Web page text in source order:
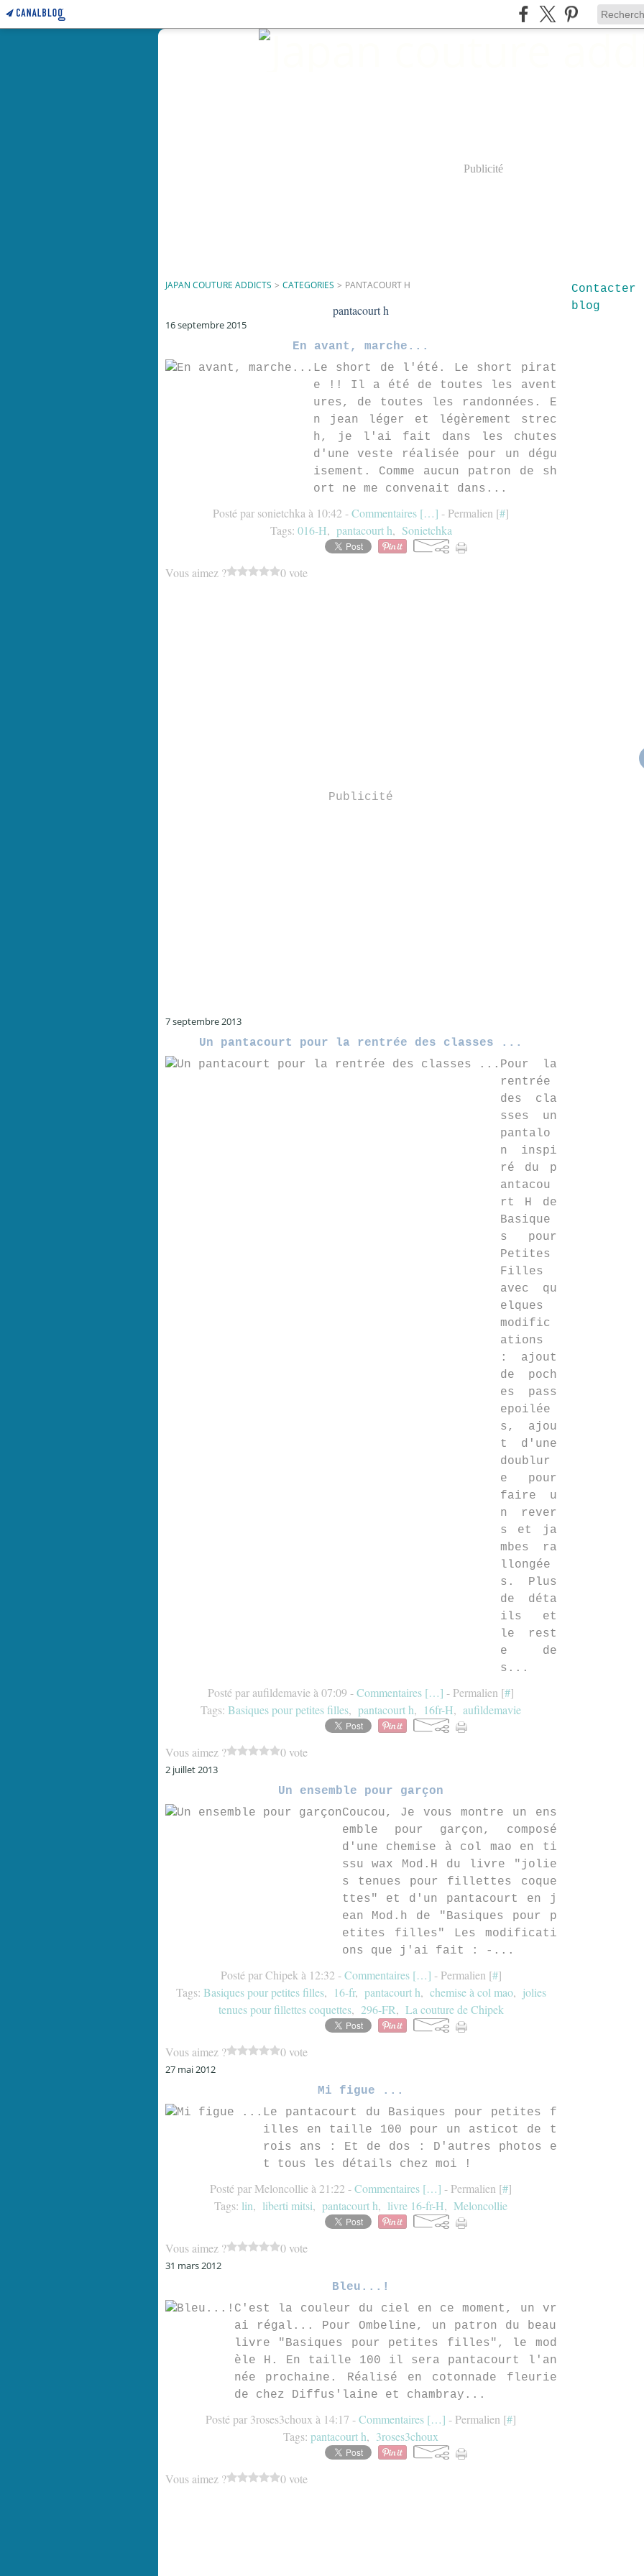
Publicité
JAPAN COUTURE ADDICTS > CATEGORIES > PANTACOURT H
pantacourt h
16 septembre 2015
En avant, marche...
Le short de l'été. Le short pirat
e !! Il a été de toutes les avent
ures, de toutes les randonnées. E
n jean léger et légèrement strec
h, je l'ai fait dans les chutes
d'une veste réalisée pour un dégu
isement. Comme aucun patron de sh
ort ne me convenait dans...
Posté par sonietchka à 10:42 -Commentaires […] - Permalien [#]
Tags: 016-H, pantacourt h, Sonietchka
Vous aimez ? 0 vote
Publicité
7 septembre 2013
Un pantacourt pour la rentrée des classes ...
Pour la
rentrée
des cla
sses un
pantalo
n inspi
ré du p
antacou
rt H de
Basique
s pour
Petites
Filles
avec qu
elques
modific
ations
: ajout
de poch
es pass
epoilée
s, ajou
t d'une
doublur
e pour
faire u
n rever
s et ja
mbes ra
llongée
s. Plus
de déta
ils et
le rest
e de
s...
Posté par aufildemavie à 07:09 -Commentaires […] - Permalien [#]
Tags: Basiques pour petites filles, pantacourt h, 16fr-H, aufildemavie
Vous aimez ? 0 vote
2 juillet 2013
Un ensemble pour garçon
Coucou, Je vous montre un ens
emble pour garçon, composé
d'une chemise à col mao en ti
ssu wax Mod.H du livre "jolie
s tenues pour fillettes coque
ttes" et d'un pantacourt en j
ean Mod.h de "Basiques pour p
etites filles" Les modificati
ons que j'ai fait : -...
Posté par Chipek à 12:32 -Commentaires […] - Permalien [#]
Tags: Basiques pour petites filles, 16-fr, pantacourt h, chemise à col mao, jolies
tenues pour fillettes coquettes, 296-FR, La couture de Chipek
Vous aimez ? 0 vote
27 mai 2012
Mi figue ...
Le pantacourt du Basiques pour petites f
illes en taille 100 pour un asticot de t
rois ans : Et de dos : D'autres photos e
t tous les détails chez moi !
Posté par Meloncollie à 21:22 -Commentaires […] - Permalien [#]
Tags: lin, liberti mitsi, pantacourt h, livre 16-fr-H, Meloncollie
Vous aimez ? 0 vote
31 mars 2012
Bleu...!
C'est la couleur du ciel en ce moment, un vr
ai régal... Pour Ombeline, un patron du beau
livre "Basiques pour petites filles", le mod
èle H. En taille 100 il sera pantacourt l'an
née prochaine. Réalisé en cotonnade fleurie
de chez Diffus'laine et chambray...
Posté par 3roses3choux à 14:17 -Commentaires […] - Permalien [#]
Tags: pantacourt h, 3roses3choux
Vous aimez ? 0 vote
blog